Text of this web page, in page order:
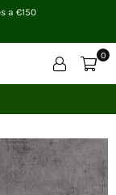
a €150
0